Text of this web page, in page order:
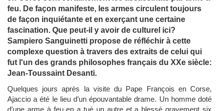
feu. De façon manifeste, les armes circulent toujours
de façon inquiétante et en exerçant une certaine
fascination. Que peut-il y avoir de culturel ici?
Sampiero Sanguinetti propose de réfléchir à cette
complexe question à travers des extraits de celui qui
fut l'un des grands philosophes français du XXe siècle:
Jean-Toussaint Desanti.
Quelques jours après la visite du Pape François en Corse,
Ajaccio a été le lieu d’un épouvantable drame. Un homme doté
d’une arme à feu en a tué un autre et a blessé gravement six